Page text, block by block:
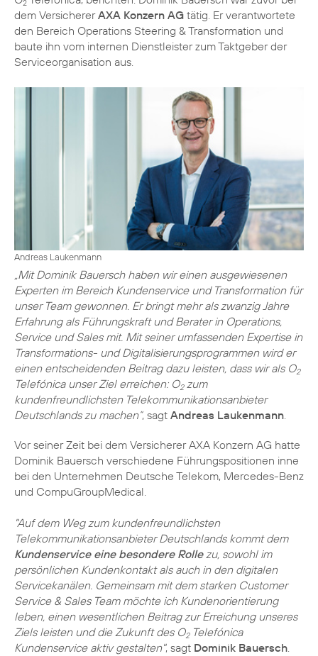
2
dem VersichererAXA Konzern AG tätig. Er verantwortete
den Bereich Operations Steering & Transformation und
baute ihn vom internen Dienstleister zum Taktgeber der
Serviceorganisation aus.
Andreas Laukenmann
„Mit Dominik Bauersch haben wir einen ausgewiesenen
Experten im Bereich Kundenservice und Transformation für
unser Team gewonnen. Er bringt mehr als zwanzig Jahre
Erfahrung als Führungskraft und Berater in Operations,
Service und Sales mit. Mit seiner umfassenden Expertise in
Transformations- und Digitalisierungsprogrammen wird er
einen entscheidenden Beitrag dazu leisten, dass wir als O2
Telefónica unser Ziel erreichen: O2zum
kundenfreundlichsten Telekommunikationsanbieter
Deutschlands zu machen“, sagt Andreas Laukenmann.
Vor seiner Zeit bei dem Versicherer AXA Konzern AG hatte
Dominik Bauersch verschiedene Führungspositionen inne
bei den Unternehmen Deutsche Telekom, Mercedes-Benz
und CompuGroupMedical.
"Auf dem Weg zum kundenfreundlichsten
Telekommunikations­anbieter Deutschlands kommt dem
Kundenservice eine besondere Rollezu, sowohl im
persönlichen Kundenkontakt als auch in den digitalen
Servicekanälen. Gemeinsam mit dem starken Customer
Service & Sales Team möchte ich Kundenorientierung
leben, einen wesentlichen Beitrag zur Erreichung unseres
Ziels leisten und die Zukunft des O2Telefónica
Kundenservice aktiv gestalten", sagt Dominik Bauersch.